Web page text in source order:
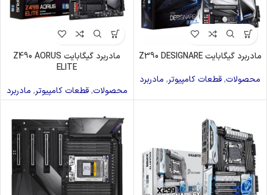
مادربرد گیگابایت Z390 DESIGNARE
محصولات,قطعات کامپیوتر, مادربرد
مادربرد گیگابایت Z490 AORUS
ELITE
محصولات,قطعات کامپیوتر, مادربرد